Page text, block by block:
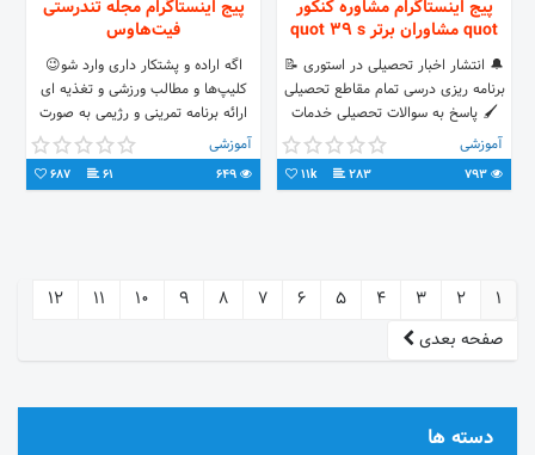
پیج اینستاگرام مشاوره کنکور
quot مشاوران برتر quot 39 s
🔔 انتشار اخبار تحصیلی در استوری 📝
برنامه ریزی درسی تمام مقاطع تحصیلی
🖌 پاسخ به سوالات تحصیلی خدمات
شامل: تمام مقاطع
@moshaverane_barttar_khanevade
آموزشی
283
11k
پیج اینستاگرام مجله تندرستی
فیت‌هاوس
اگه اراده و پشتکار داری وارد شو😉
کلیپ‌ها و مطالب ورزشی و تغذیه ای
ارائه برنامه تمرینی و رژیمی به صورت
حضوری و غیرحضوری تمرین به صورت
حضوری و غیرحضوری
آموزشی
61
687
1
2
3
4
5
6
7
8
9
10
11
12
صفحه بعدی
دسته ها